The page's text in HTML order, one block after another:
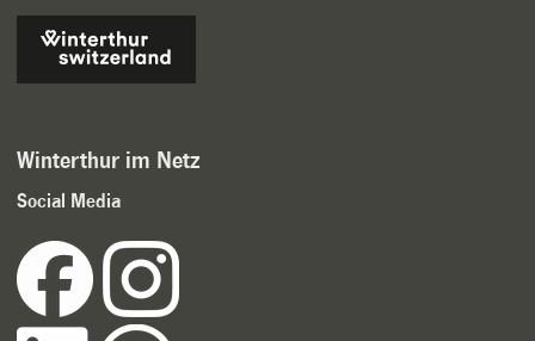
Winterthur im Netz
Social Media